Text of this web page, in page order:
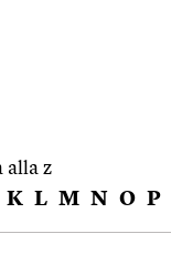
alla z
K L M N O P